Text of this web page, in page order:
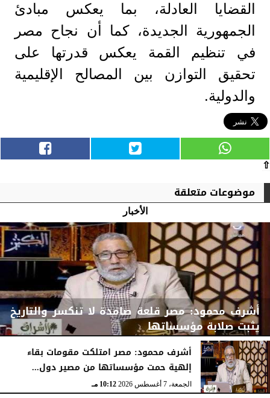
القضايا العادلة، بما يعكس مبادئ
الجمهورية الجديدة، كما أن نجاح مصر
في تنظيم القمة يعكس قدرتها على
تحقيق التوازن بين المصالح الإقليمية
والدولية.
⇧
موضوعات متعلقة
الأخبار
أشرف محمود: مصر قلعة صامدة لا تنكسر والتاريخ
يثبت صلابة مؤسساتها
الجمعة، 7 أغسطس 2026 10:15 مـ
أشرف محمود: مصر امتلكت مقومات بقاء
إلهية حمت مؤسساتها من مصير دول...
الجمعة، 7 أغسطس 2026 10:12 مـ